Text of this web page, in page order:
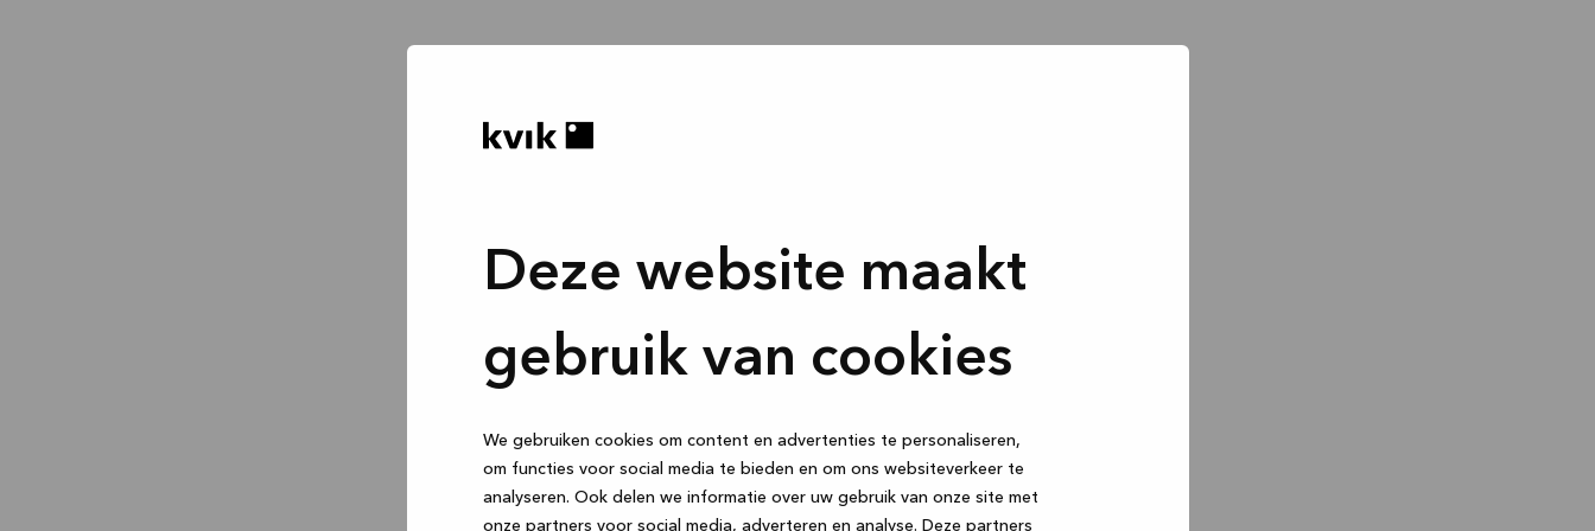
Deze website maakt
gebruik van cookies
We gebruiken cookies om content en advertenties te personaliseren,
om functies voor social media te bieden en om ons websiteverkeer te
analyseren. Ook delen we informatie over uw gebruik van onze site met
onze partners voor social media, adverteren en analyse. Deze partners